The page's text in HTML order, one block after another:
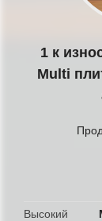
1 к
Multi
Высокий